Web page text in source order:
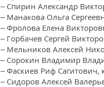
– Спирин Александр
– Манакова Ольга
– Фролова Елена
– Горбачев Сергей
– Мельников Алексей
– Сорокин Владимир
– Фаскиев Риф Сагитович,
– Сидоров Алексей